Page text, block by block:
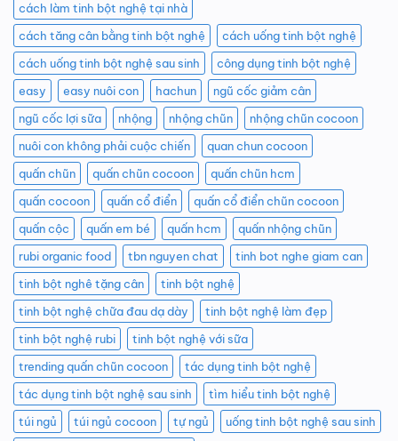
cách làm tinh bột nghệ tại nhà
cách tăng cân bằng tinh bột nghệ
cách uống tinh bột nghệ
cách uống tinh bột nghệ sau sinh
công dụng tinh bột nghệ
easy
easy nuôi con hachun
ngũ cốc giảm cân
ngũ cốc lợi sữa
nhộng nhộng chũn
nhộng chũn cocoon
nuôi con không phải cuộc chiến
quan chun cocoon
quấn chũn
quấn chũn cocoon
quấn chũn hcm
quấn cocoon
quấn cổ điển
quấn cổ điển chũn cocoon
quấn cộc
quấn em bé quấn hcm
quấn nhộng chũn
rubi organic food
tbn nguyen chat
tinh bot nghe giam can
tinh bột nghê tặng cân
tinh bột nghệ
tinh bột nghệ chữa đau dạ dày
tinh bột nghệ làm đẹp
tinh bột nghệ rubi
tinh bột nghệ với sữa
trending quấn chũn cocoon
tác dụng tinh bột nghệ
tác dụng tinh bột nghệ sau sinh
tìm hiểu tinh bột nghệ
túi ngủ
túi ngủ cocoon tự ngủ
uống tinh bột nghệ sau sinh